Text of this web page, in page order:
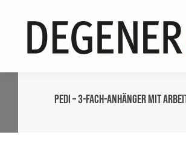
PeDi – 3-Fach-Anhänger mit